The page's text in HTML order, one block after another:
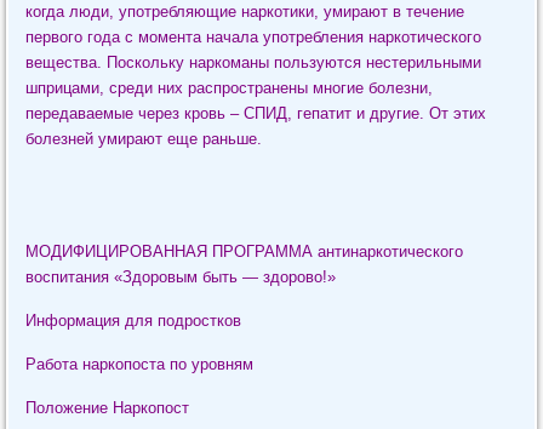
когда люди, употребляющие наркотики, умирают в течение
первого года с момента начала употребления наркотического
вещества. Поскольку наркоманы пользуются нестерильными
шприцами, среди них распространены многие болезни,
передаваемые через кровь – СПИД, гепатит и другие. От этих
болезней умирают еще раньше.
МОДИФИЦИРОВАННАЯ ПРОГРАММА антинаркотического
воспитания «Здоровым быть — здорово!»
Информация для подростков
Работа наркопоста по уровням
Положение Наркопост